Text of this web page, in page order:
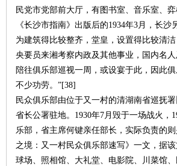
民党市党部前大厅，有图书室、音乐室、
《长沙市指南》出版后的1934年3月，长
为建筑得比较整齐，堂皇，设置得比较清
央要员来湘考察内政及其他事业，国内名
陪往俱乐部巡视一周，或设宴于此，因此
不少功劳。”[38]
民众俱乐部由位于又一村的清湖南省巡抚
省长公署驻地。1930年7月毁于一场战火，
乐部，省主席何键亲任部长，实际负责的
之境：又一村民众俱乐部速写》一文，据
球场、照相馆、大礼堂、电影院、川菜馆